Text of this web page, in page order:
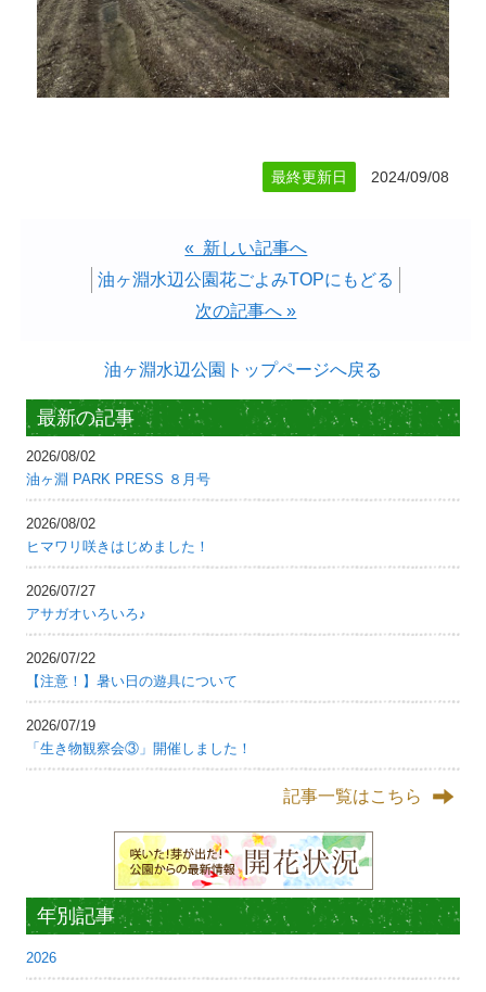
最終更新日 2024/09/08
« 新しい記事へ
油ヶ淵水辺公園花ごよみTOPにもどる
次の記事へ »
油ヶ淵水辺公園トップページへ戻る
最新の記事
2026/08/02
油ヶ淵 PARK PRESS ８月号
2026/08/02
ヒマワリ咲きはじめました！
2026/07/27
アサガオいろいろ♪
2026/07/22
【注意！】暑い日の遊具について
2026/07/19
「生き物観察会③」開催しました！
記事一覧はこちら
年別記事
2026